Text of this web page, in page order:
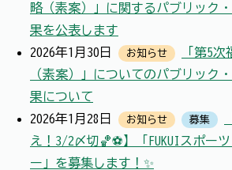
略（素案）」に関するパブリック
果を公表します
2026年1月30日
お知らせ
「第5
（素案）」についてのパブリック
果について
2026年1月28日
お知らせ 募集
え！3/2〆切🏀⚽】「FUKUIスポー
ー」を募集します！✨